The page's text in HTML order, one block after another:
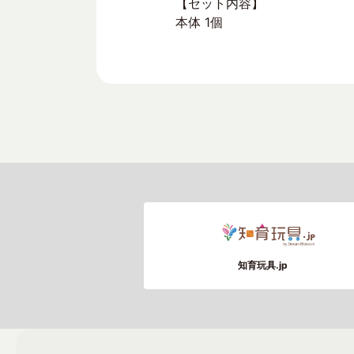
本体 1個
知育玩具.jp